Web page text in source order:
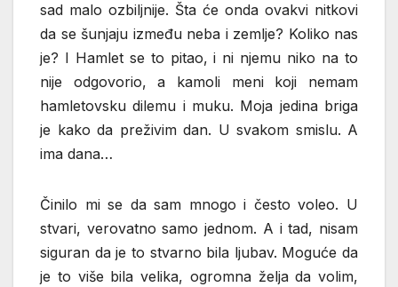
sad malo ozbiljnije. Šta će onda ovakvi nitkovi
da se šunjaju između neba i zemlje? Koliko nas
je? I Hamlet se to pitao, i ni njemu niko na to
nije odgovorio, a kamoli meni koji nemam
hamletovsku dilemu i muku. Moja jedina briga
je kako da preživim dan. U svakom smislu. A
ima dana…
Činilo mi se da sam mnogo i često voleo. U
stvari, verovatno samo jednom. A i tad, nisam
siguran da je to stvarno bila ljubav. Moguće da
je to više bila velika, ogromna želja da volim,